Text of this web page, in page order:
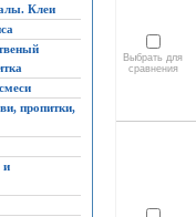
Клеи
пропитки,
и
Выбрать для
сравнения